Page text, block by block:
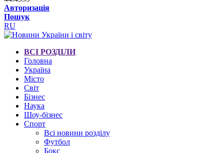
Авторизація
Пошук
RU
ВСІ РОЗДІЛИ
Головна
Україна
Місто
Світ
Бізнес
Наука
Шоу-бізнес
Спорт
Всі новини розділу
Футбол
Бокс